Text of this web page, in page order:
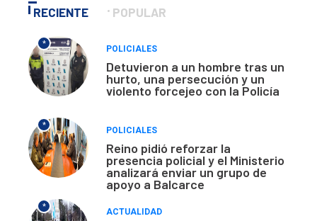
RECIENTE POPULAR
*
POLICIALES
Detuvieron a un hombre tras un
hurto, una persecución y un
violento forcejeo con la Policía
*
POLICIALES
Reino pidió reforzar la
presencia policial y el Ministerio
analizará enviar un grupo de
apoyo a Balcarce
*
ACTUALIDAD